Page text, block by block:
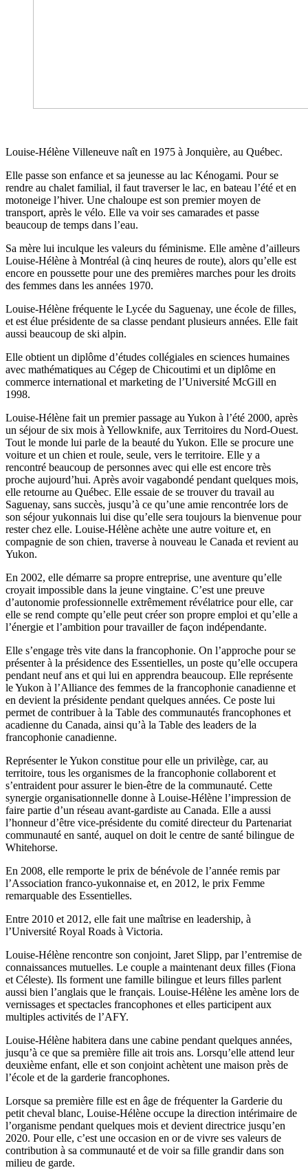
Louise-Hélène Villeneuve naît en 1975 à Jonquière, au Québec.
Elle passe son enfance et sa jeunesse au lac Kénogami. Pour se
rendre au chalet familial, il faut traverser le lac, en bateau l’été et en
motoneige l’hiver. Une chaloupe est son premier moyen de
transport, après le vélo. Elle va voir ses camarades et passe
beaucoup de temps dans l’eau.
Sa mère lui inculque les valeurs du féminisme. Elle amène d’ailleurs
Louise-Hélène à Montréal (à cinq heures de route), alors qu’elle est
encore en poussette pour une des premières marches pour les droits
des femmes dans les années 1970.
Louise-Hélène fréquente le Lycée du Saguenay, une école de filles,
et est élue présidente de sa classe pendant plusieurs années. Elle fait
aussi beaucoup de ski alpin.
Elle obtient un diplôme d’études collégiales en sciences humaines
avec mathématiques au Cégep de Chicoutimi et un diplôme en
commerce international et marketing de l’Université McGill en
1998.
Louise-Hélène fait un premier passage au Yukon à l’été 2000, après
un séjour de six mois à Yellowknife, aux Territoires du Nord-Ouest.
Tout le monde lui parle de la beauté du Yukon. Elle se procure une
voiture et un chien et roule, seule, vers le territoire. Elle y a
rencontré beaucoup de personnes avec qui elle est encore très
proche aujourd’hui. Après avoir vagabondé pendant quelques mois,
elle retourne au Québec. Elle essaie de se trouver du travail au
Saguenay, sans succès, jusqu’à ce qu’une amie rencontrée lors de
son séjour yukonnais lui dise qu’elle sera toujours la bienvenue pour
rester chez elle. Louise-Hélène achète une autre voiture et, en
compagnie de son chien, traverse à nouveau le Canada et revient au
Yukon.
En 2002, elle démarre sa propre entreprise, une aventure qu’elle
croyait impossible dans la jeune vingtaine. C’est une preuve
d’autonomie professionnelle extrêmement révélatrice pour elle, car
elle se rend compte qu’elle peut créer son propre emploi et qu’elle a
l’énergie et l’ambition pour travailler de façon indépendante.
Elle s’engage très vite dans la francophonie. On l’approche pour se
présenter à la présidence des Essentielles, un poste qu’elle occupera
pendant neuf ans et qui lui en apprendra beaucoup. Elle représente
le Yukon à l’Alliance des femmes de la francophonie canadienne et
en devient la présidente pendant quelques années. Ce poste lui
permet de contribuer à la Table des communautés francophones et
acadienne du Canada, ainsi qu’à la Table des leaders de la
francophonie canadienne.
Représenter le Yukon constitue pour elle un privilège, car, au
territoire, tous les organismes de la francophonie collaborent et
s’entraident pour assurer le bien-être de la communauté. Cette
synergie organisationnelle donne à Louise-Hélène l’impression de
faire partie d’un réseau avant-gardiste au Canada. Elle a aussi
l’honneur d’être vice-présidente du comité directeur du Partenariat
communauté en santé, auquel on doit le centre de santé bilingue de
Whitehorse.
En 2008, elle remporte le prix de bénévole de l’année remis par
l’Association franco-yukonnaise et, en 2012, le prix Femme
remarquable des Essentielles.
Entre 2010 et 2012, elle fait une maîtrise en leadership, à
l’Université Royal Roads à Victoria.
Louise-Hélène rencontre son conjoint, Jaret Slipp, par l’entremise de
connaissances mutuelles. Le couple a maintenant deux filles (Fiona
et Céleste). Ils forment une famille bilingue et leurs filles parlent
aussi bien l’anglais que le français. Louise-Hélène les amène lors de
vernissages et spectacles francophones et elles participent aux
multiples activités de l’AFY.
Louise-Hélène habitera dans une cabine pendant quelques années,
jusqu’à ce que sa première fille ait trois ans. Lorsqu’elle attend leur
deuxième enfant, elle et son conjoint achètent une maison près de
l’école et de la garderie francophones.
Lorsque sa première fille est en âge de fréquenter la Garderie du
petit cheval blanc, Louise-Hélène occupe la direction intérimaire de
l’organisme pendant quelques mois et devient directrice jusqu’en
2020. Pour elle, c’est une occasion en or de vivre ses valeurs de
contribution à sa communauté et de voir sa fille grandir dans son
milieu de garde.